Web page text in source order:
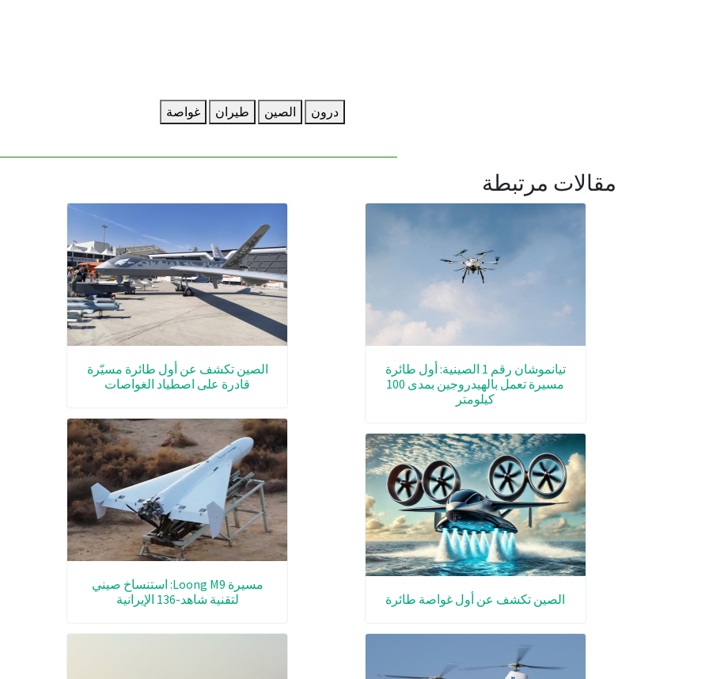
درون الصين طيران غواصة
مقالات مرتبطة
تيانموشان رقم 1 الصينية: أول طائرة
مسيرة تعمل بالهيدروجين بمدى 100
كيلومتر
الصين تكشف عن أول غواصة طائرة
الصين تكشف عن أول طائرة مسيّرة
قادرة على اصطياد الغواصات
مسيرة Loong M9: استنساخ صيني
لتقنية شاهد-136 الإيرانية